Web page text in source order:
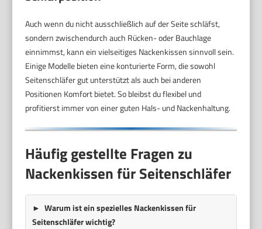
Auch wenn du nicht ausschließlich auf der Seite schläfst,
sondern zwischendurch auch Rücken- oder Bauchlage
einnimmst, kann ein vielseitiges Nackenkissen sinnvoll sein.
Einige Modelle bieten eine konturierte Form, die sowohl
Seitenschläfer gut unterstützt als auch bei anderen
Positionen Komfort bietet. So bleibst du flexibel und
profitierst immer von einer guten Hals- und Nackenhaltung.
Häufig gestellte Fragen zu
Nackenkissen für Seitenschläfer
Warum ist ein spezielles Nackenkissen für
Seitenschläfer wichtig?